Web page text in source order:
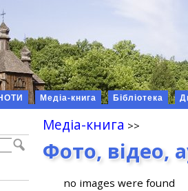
Медіа-книга Бібліотека
Медіа-книга
Фото, відео,
no images were found